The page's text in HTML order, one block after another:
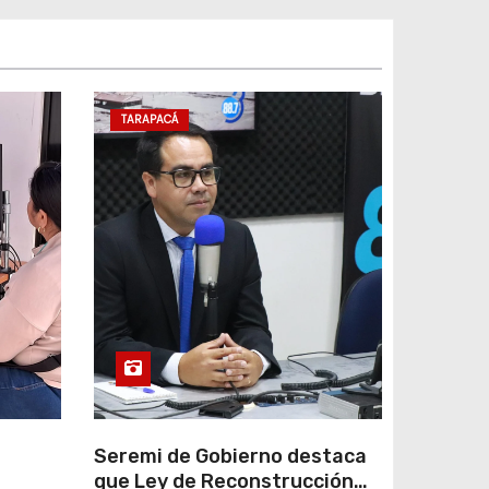
TARAPACÁ
Seremi de Gobierno destaca
que Ley de Reconstrucción